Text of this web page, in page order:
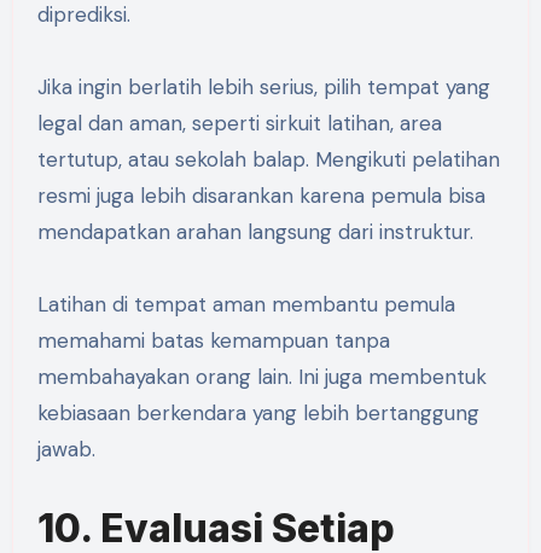
diprediksi.
Jika ingin berlatih lebih serius, pilih tempat yang
legal dan aman, seperti sirkuit latihan, area
tertutup, atau sekolah balap. Mengikuti pelatihan
resmi juga lebih disarankan karena pemula bisa
mendapatkan arahan langsung dari instruktur.
Latihan di tempat aman membantu pemula
memahami batas kemampuan tanpa
membahayakan orang lain. Ini juga membentuk
kebiasaan berkendara yang lebih bertanggung
jawab.
10. Evaluasi Setiap